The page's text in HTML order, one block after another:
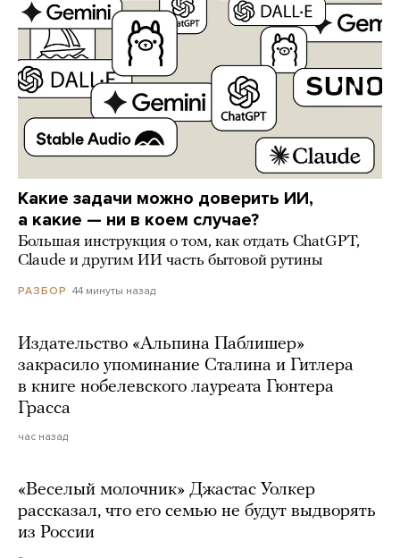
Какие задачи можно доверить ИИ,
а какие — ни в коем случае?
Большая инструкция о том, как отдать ChatGPT,
Claude и другим ИИ часть бытовой рутины
РАЗБОР 44 минуты назад
Издательство «Альпина Паблишер»
закрасило упоминание Сталина и Гитлера
в книге нобелевского лауреата Гюнтера
Грасса
час назад
«Веселый молочник» Джастас Уолкер
рассказал, что его семью не будут выдворять
из России